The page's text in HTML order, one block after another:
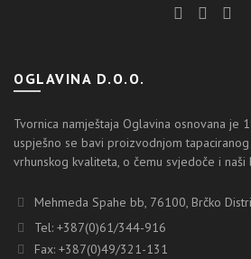
OGLAVINA D.O.O.
Tvornica namještaja Oglavina osnovana je
uspješno se bavi proizvodnjom
vrhunskog kvaliteta, o čemu svjedoče i
Mehmeda Spahe bb, 76100, Brčko
Tel: +387(0)61/344-916
Fax: +387(0)49/321-131